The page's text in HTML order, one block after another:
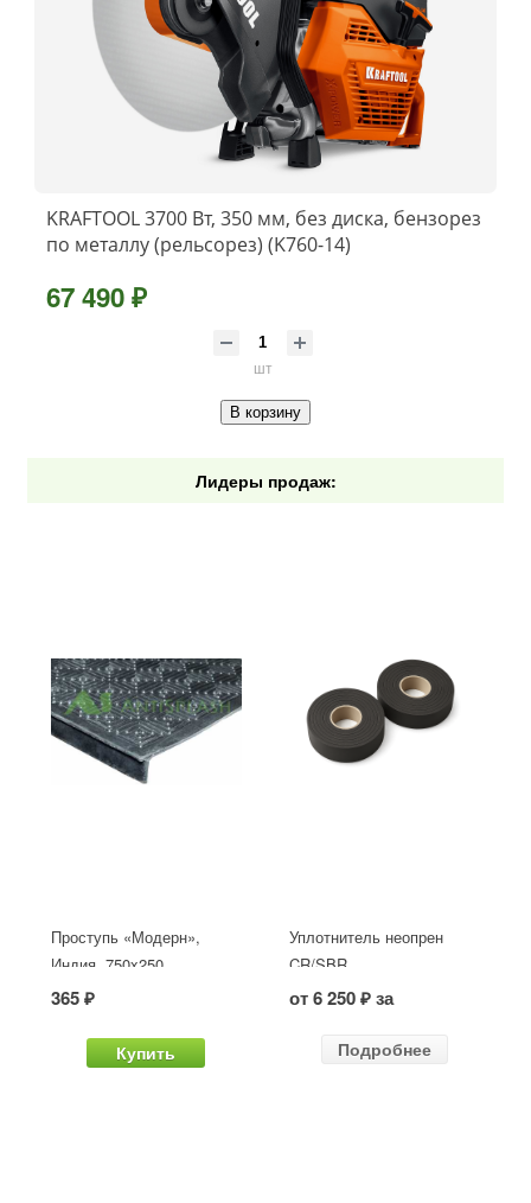
KRAFTOOL 3700 Вт, 350 мм, без диска, бензорез
по металлу (рельсорез) (K760-14)
67 490 ₽
шт
В корзину
Лидеры продаж:
Проступь «Модерн»,
Индия, 750x250
365 ₽
Купить
Уплотнитель неопрен
CR/SBR
от 6 250 ₽ за
Подробнее